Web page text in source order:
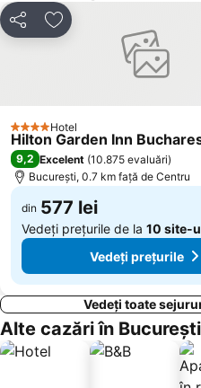
Timpuri Noi
Aviatorilor
Ferentari
Stadionul Giulesti-Valentin Stanescu
DistribuițiAdăugaţi la favorite
4 SteleHotel
Hilton Garden Inn
9,2 Excelent (10.875 evaluări)
București, 0.7 km faţă de Centru
din 577 lei
Vedeți prețurile de la 10 site-
Vedeți prețurile
Vedeți toate
Alte cazări în București